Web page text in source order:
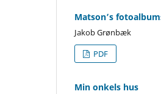
Matson’s
Jakob Grønbæk
PDF
Min onkels hus